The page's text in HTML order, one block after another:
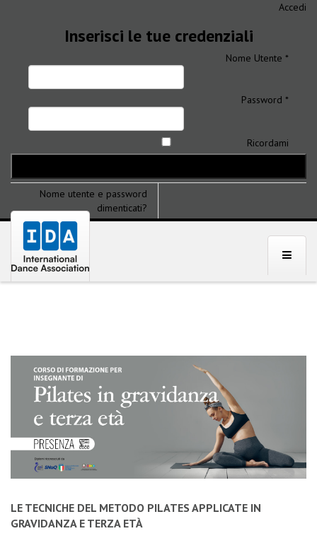
Accedi
Inserisci le tue credenziali
Nome Utente *
Password *
Ricordami
Nome utente e password
dimenticati?
LE TECNICHE DEL METODO PILATES APPLICATE IN
GRAVIDANZA E TERZA ETÀ